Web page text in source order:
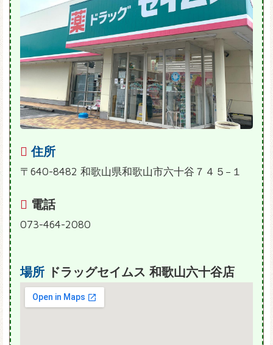
住所
〒640-8482 和歌山県和歌山市六十谷７４５−１
電話
073-464-2080
場所 ドラッグセイムス 和歌山六十谷店